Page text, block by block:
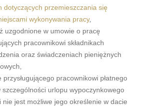
dotyczących przemieszczania się
wykonywania pracy,
uzgodnione w umowie o pracę
pracownikowi składnikach
oraz świadczeniach pieniężnych
przysługującego pracownikowi płatnego
szczególności urlopu wypoczynkowego
nie jest możliwe jego określenie w dacie